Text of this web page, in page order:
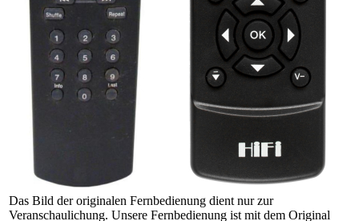
Das Bild der originalen Fernbedienung dient nur zur
Veranschaulichung. Unsere Fernbedienung ist mit dem Original